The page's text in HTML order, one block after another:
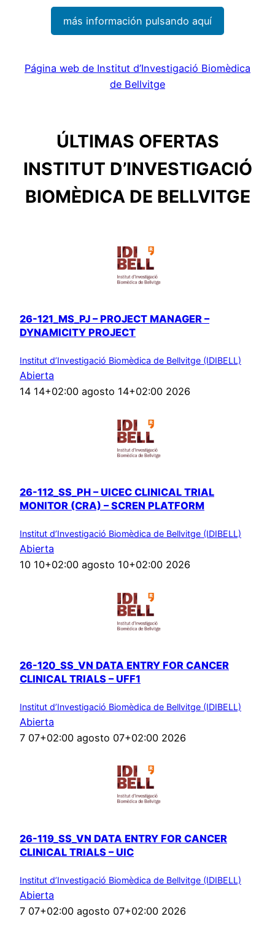
más información pulsando aquí
Página web de Institut d’Investigació Biomèdica
de Bellvitge
ÚLTIMAS OFERTAS
INSTITUT D’INVESTIGACIÓ
BIOMÈDICA DE BELLVITGE
26-121_MS_PJ – PROJECT MANAGER –
DYNAMICITY PROJECT
Institut d’Investigació Biomèdica de Bellvitge (IDIBELL)
Abierta
14 14+02:00 agosto 14+02:00 2026
26-112_SS_PH – UICEC CLINICAL TRIAL
MONITOR (CRA) – SCREN PLATFORM
Institut d’Investigació Biomèdica de Bellvitge (IDIBELL)
Abierta
10 10+02:00 agosto 10+02:00 2026
26-120_SS_VN DATA ENTRY FOR CANCER
CLINICAL TRIALS – UFF1
Institut d’Investigació Biomèdica de Bellvitge (IDIBELL)
Abierta
7 07+02:00 agosto 07+02:00 2026
26-119_SS_VN DATA ENTRY FOR CANCER
CLINICAL TRIALS – UIC
Institut d’Investigació Biomèdica de Bellvitge (IDIBELL)
Abierta
7 07+02:00 agosto 07+02:00 2026